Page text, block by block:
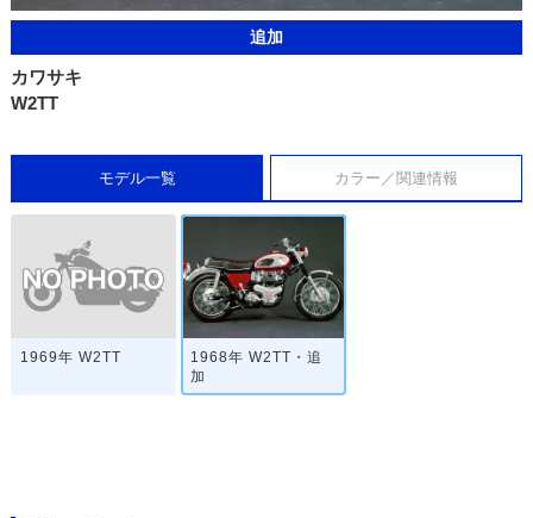
追加
カワサキ
W2TT
モデル一覧 カラー／関連情報
1969年 W2TT
1968年 W2TT・追
加